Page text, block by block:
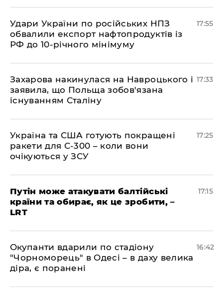
​Удари України по російських НПЗ
обвалили експорт нафтопродуктів із
РФ до 10-річного мінімуму
17:55
​Захарова накинулася на Навроцького і
заявила, що Польща зобов'язана
існуванням Сталіну
17:33
​Україна та США готують покращені
ракети для С-300 – коли вони
очікуються у ЗСУ
17:25
​Путін може атакувати балтійські
країни та обирає, як це зробити, –
LRT
17:15
​Окупанти вдарили по стадіону
"Чорноморець" в Одесі – в даху велика
діра, є поранені
16:42